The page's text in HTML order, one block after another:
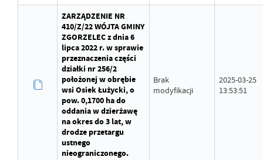
ZARZĄDZENIE NR
410/Z/22 WÓJTA GMINY
ZGORZELEC z dnia 6
lipca 2022 r. w sprawie
przeznaczenia części
działki nr 256/2
położonej w obrębie
wsi Osiek Łużycki, o
pow. 0,1700 ha do
oddania w dzierżawę
na okres do 3 lat, w
drodze przetargu
ustnego
nieograniczonego.
Brak
modyfikacji
2025-03-25
13:53:51